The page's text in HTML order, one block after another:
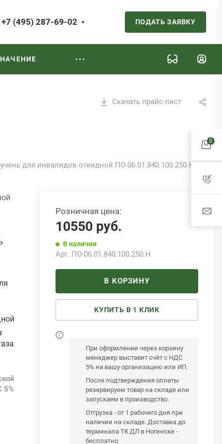
+7 (495) 287-69-02 ПОДАТЬ ЗАЯВКУ
Скачать прайс-лист
для инвалидов откидной ПО-06.01.840.100.250.Н
Розничная цена:
10550 руб.
В наличии
Арт. ПО-06.01.840.100.250.Н
В КОРЗИНУ
КУПИТЬ В 1 КЛИК
При оформлении через корзину
менеджер выставит счёт с НДС
5% на вашу организацию или ИП.
После подтверждения оплаты
резервируем товар на складе или
запускаем в производство.
Отгрузка - от 1 рабочего дня при
наличии на складе. Доставка до
терминала ТК ДЛ в Ногинске -
бесплатно.
5%
0